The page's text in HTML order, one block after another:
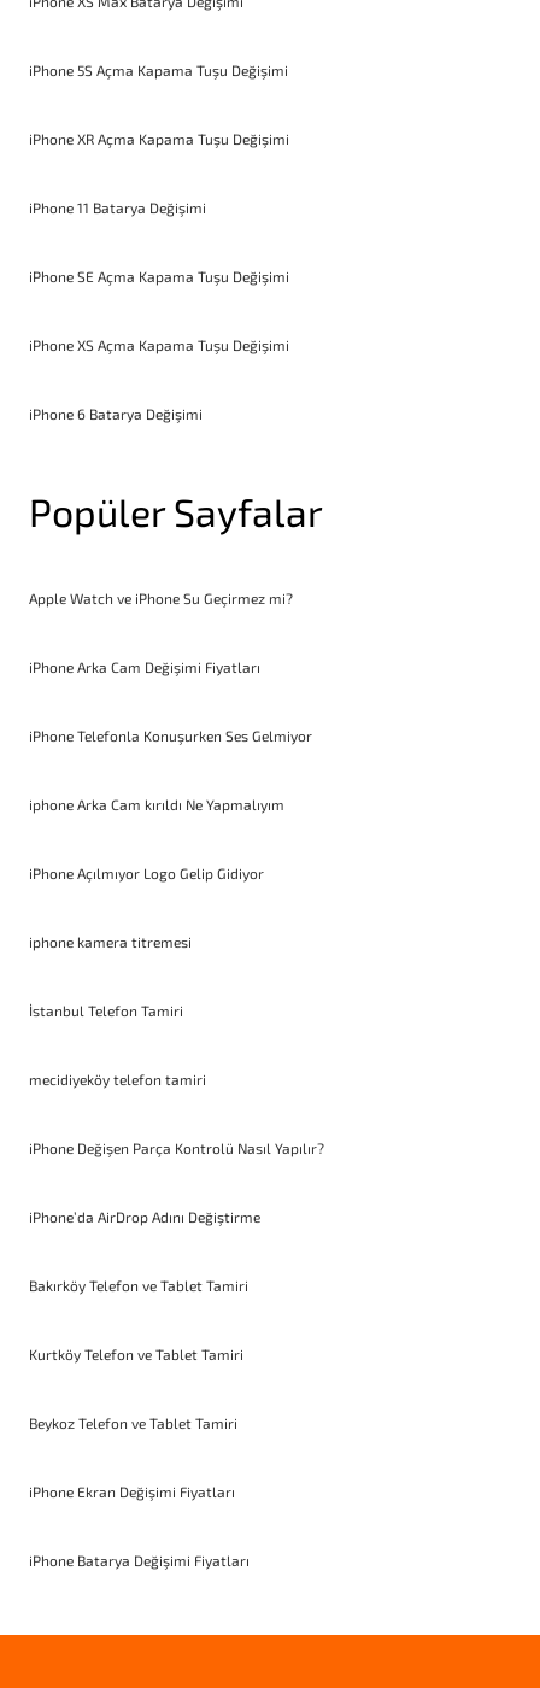
iPhone 5S Açma Kapama Tuşu Değişimi
iPhone XR Açma Kapama Tuşu Değişimi
iPhone 11 Batarya Değişimi
iPhone SE Açma Kapama Tuşu Değişimi
iPhone XS Açma Kapama Tuşu Değişimi
iPhone 6 Batarya Değişimi
Popüler Sayfalar
Apple Watch ve iPhone Su Geçirmez mi?
iPhone Arka Cam Değişimi Fiyatları
iPhone Telefonla Konuşurken Ses Gelmiyor
iphone Arka Cam kırıldı Ne Yapmalıyım
iPhone Açılmıyor Logo Gelip Gidiyor
iphone kamera titremesi
İstanbul Telefon Tamiri
mecidiyeköy telefon tamiri
iPhone Değişen Parça Kontrolü Nasıl Yapılır?
iPhone’da AirDrop Adını Değiştirme
Bakırköy Telefon ve Tablet Tamiri
Kurtköy Telefon ve Tablet Tamiri
Beykoz Telefon ve Tablet Tamiri
iPhone Ekran Değişimi Fiyatları
iPhone Batarya Değişimi Fiyatları